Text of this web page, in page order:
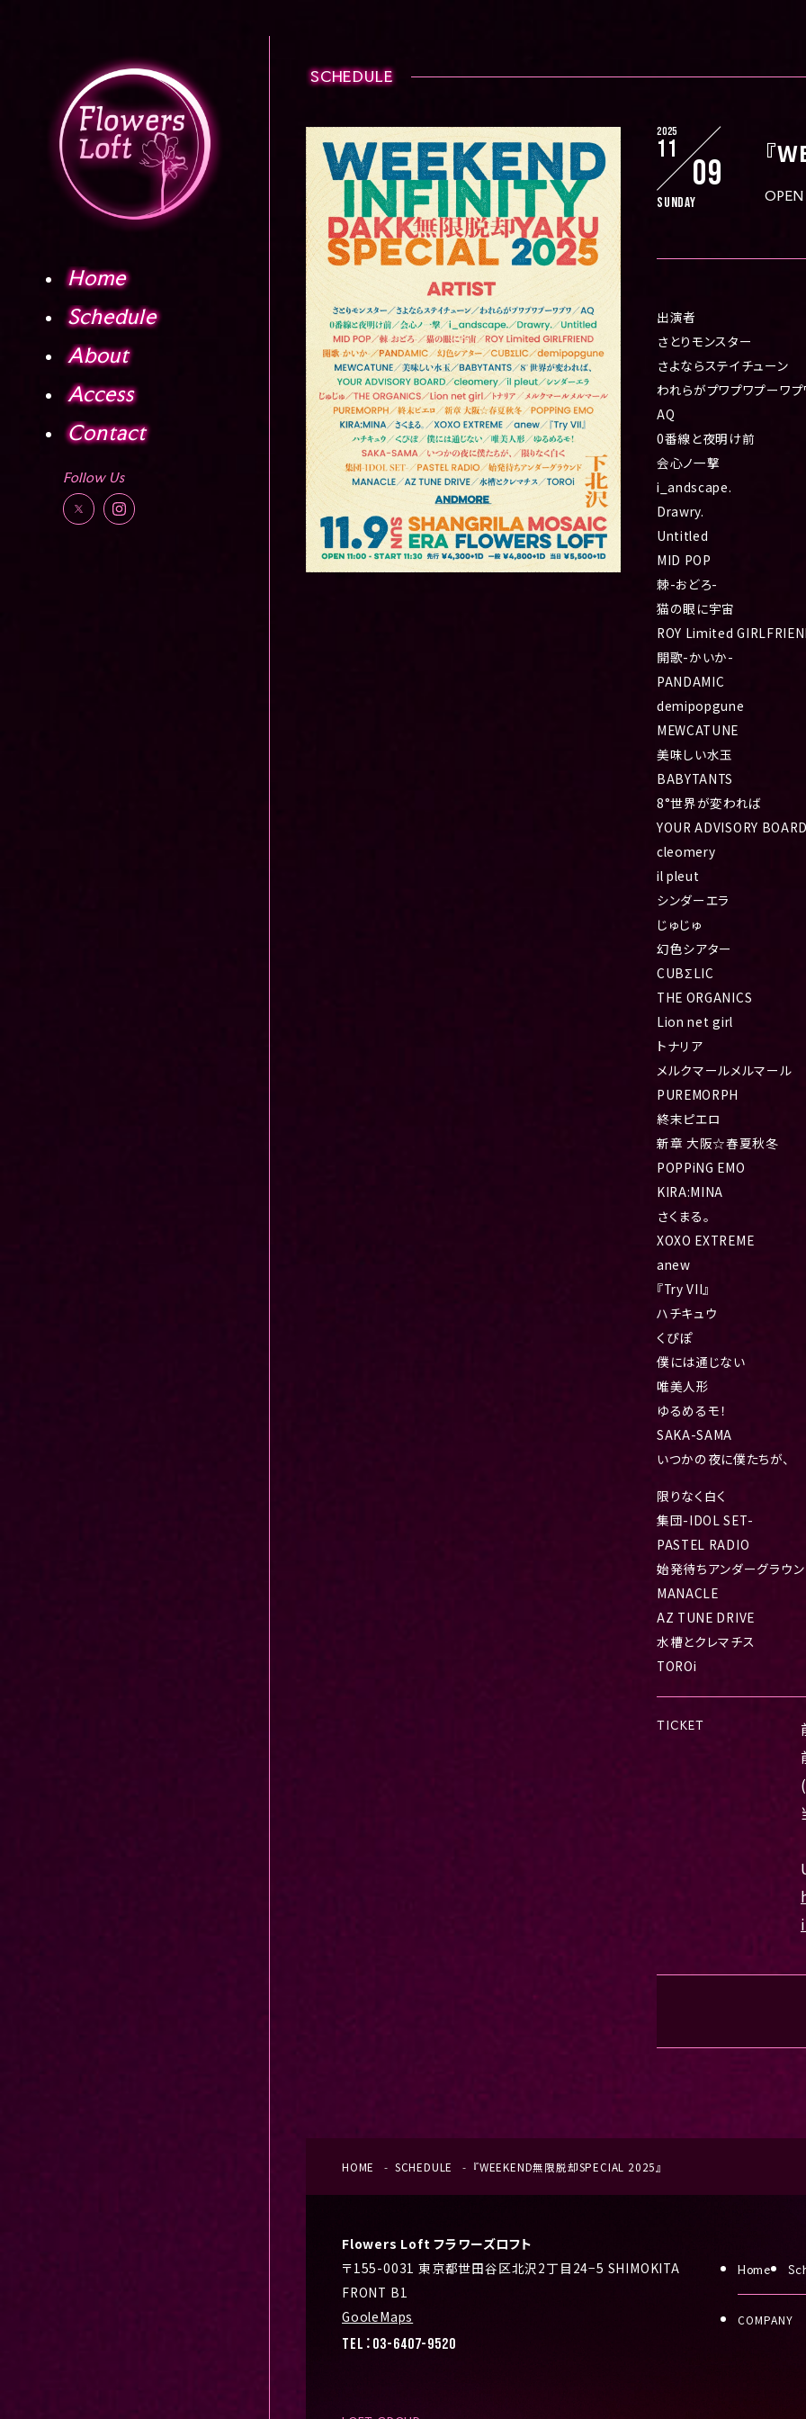
Home
Schedule
About
Access
Contact
Follow Us
SCHEDULE
2025
11
09
Sunday
『
OPEN
出演者
さとりモンスター
さよならステイチューン
われらがプワプワプーワプ
AQ
0番線と夜明け前
会心ノ一撃
i_andscape.
Drawry.
Untitled
MID POP
棘-おどろ-
猫の眼に宇宙
ROY Limited
開歌-かいか-
PANDAMIC
demipopgune
MEWCATUNE
美味しい水玉
BABYTANTS
8°世界が変われば
YOUR ADVISORY
cleomery
il pleut
シンダーエラ
じゅじゅ
幻色シアター
CUBΣLIC
THE ORGANICS
Lion net girl
トナリア
メルクマールメルマール
PUREMORPH
終末ピエロ
新章 大阪☆春夏秋冬
POPPiNG EMO
KIRA:MINA
さくまる。
XOXO EXTREME
anew
『Try VII』
ハチキュウ
くぴぽ
僕には通じない
唯美人形
ゆるめるモ！
SAKA-SAMA
いつかの夜に僕たちが、
限りなく白く
集団-IDOL SET-
PASTEL RADIO
始発待ちアンダーグラウン
MANACLE
AZ TUNE DRIVE
水槽とクレマチス
TOROi
TICKET
HOME SCHEDULE 『WEEKEND無限脱却SPECIAL 2025』
Flowers Loft フラワーズロフト
〒155-0031 東京都世田谷区北沢2丁目24−5 SHIMOKITA
FRONT B1
GooleMaps
TEL：03-6407-9520
Home
COMPANY